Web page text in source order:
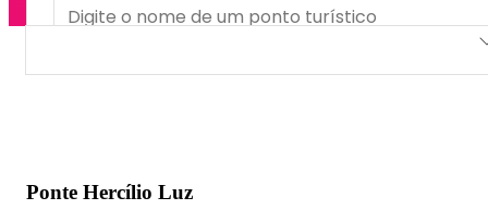
Ponte Hercílio Luz